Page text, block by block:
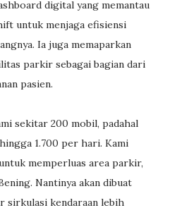
digital yang memantau
untuk menjaga efisiensi
Ia juga memaparkan
parkir sebagai bagian dari
pasien.
sekitar 200 mobil, padahal
1.700 per hari. Kami
memperluas area parkir,
Nantinya akan dibuat
sirkulasi kendaraan lebih